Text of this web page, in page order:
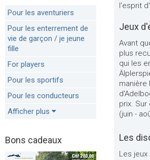
Pour les aventuriers
Pour les enterrement de
vie de garçon / je jeune
fille
For players
Pour les sportifs
Pour les conducteurs
Afficher plus
Bons cadeaux
l'esprit
Jeux
Avant
plus
qui les
manière
prix.
(juin -
Les
Les